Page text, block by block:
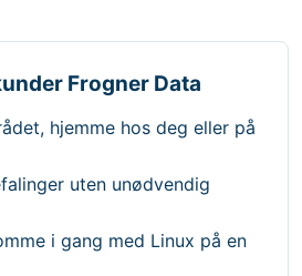
Frogner Data
hjemme hos deg eller på
uten unødvendig
i gang med Linux på en